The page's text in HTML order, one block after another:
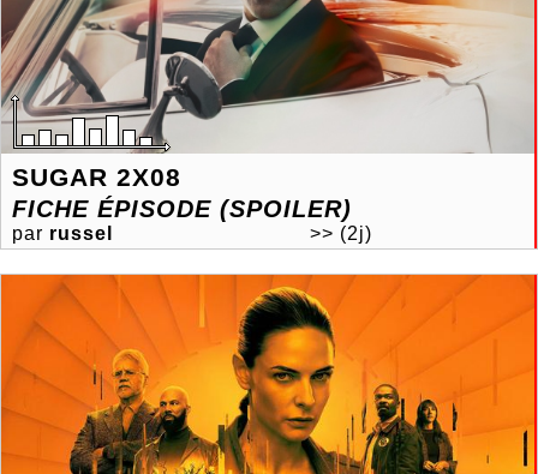
SUGAR 2X08
FICHE ÉPISODE (SPOILER)
par russel >> (2j)